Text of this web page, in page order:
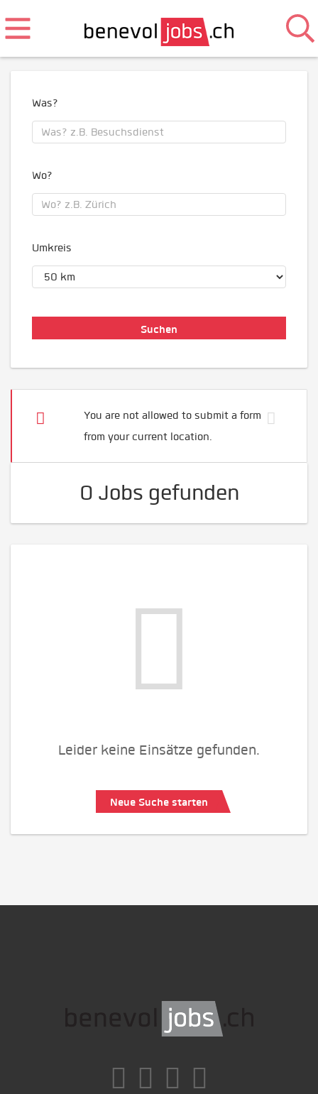
Was?
Wo?
Umkreis
You are not allowed to submit a form
from your current location.
0 Jobs gefunden
Leider keine Einsätze gefunden.
Neue Suche starten